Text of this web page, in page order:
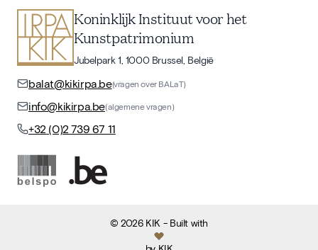
Koninklijk Instituut voor het
Kunstpatrimonium
Jubelpark 1, 1000 Brussel, België
balat@kikirpa.be(vragen over BALaT)
info@kikirpa.be(algemene vragen)
+32 (0)2 739 67 11
©2026 KIK - Built with